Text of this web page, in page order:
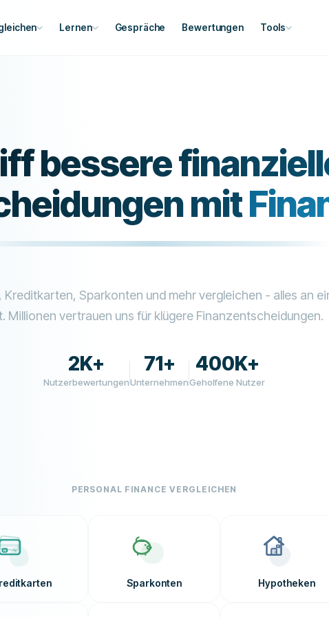
Lernen Gespräche Bewertungen Tools
bessere
mit
Kreditkarten, Sparkonten und mehr vergleichen - alles an
Millionen vertrauen uns für klügere Finanzentscheidungen.
2K+
Nutzerbewertungen
71+
Unternehmen
400K+
Geholfene Nutzer
PERSONAL FINANCE VERGLEICHEN
Sparkonten Hypotheken